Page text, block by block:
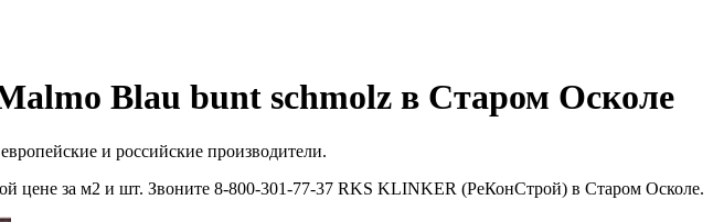
Blau bunt schmolz в Старом Осколе
и российские производители.
за м2 и шт. Звоните 8-800-301-77-37 RKS KLINKER (РеКонСтрой) в Старом Осколе.